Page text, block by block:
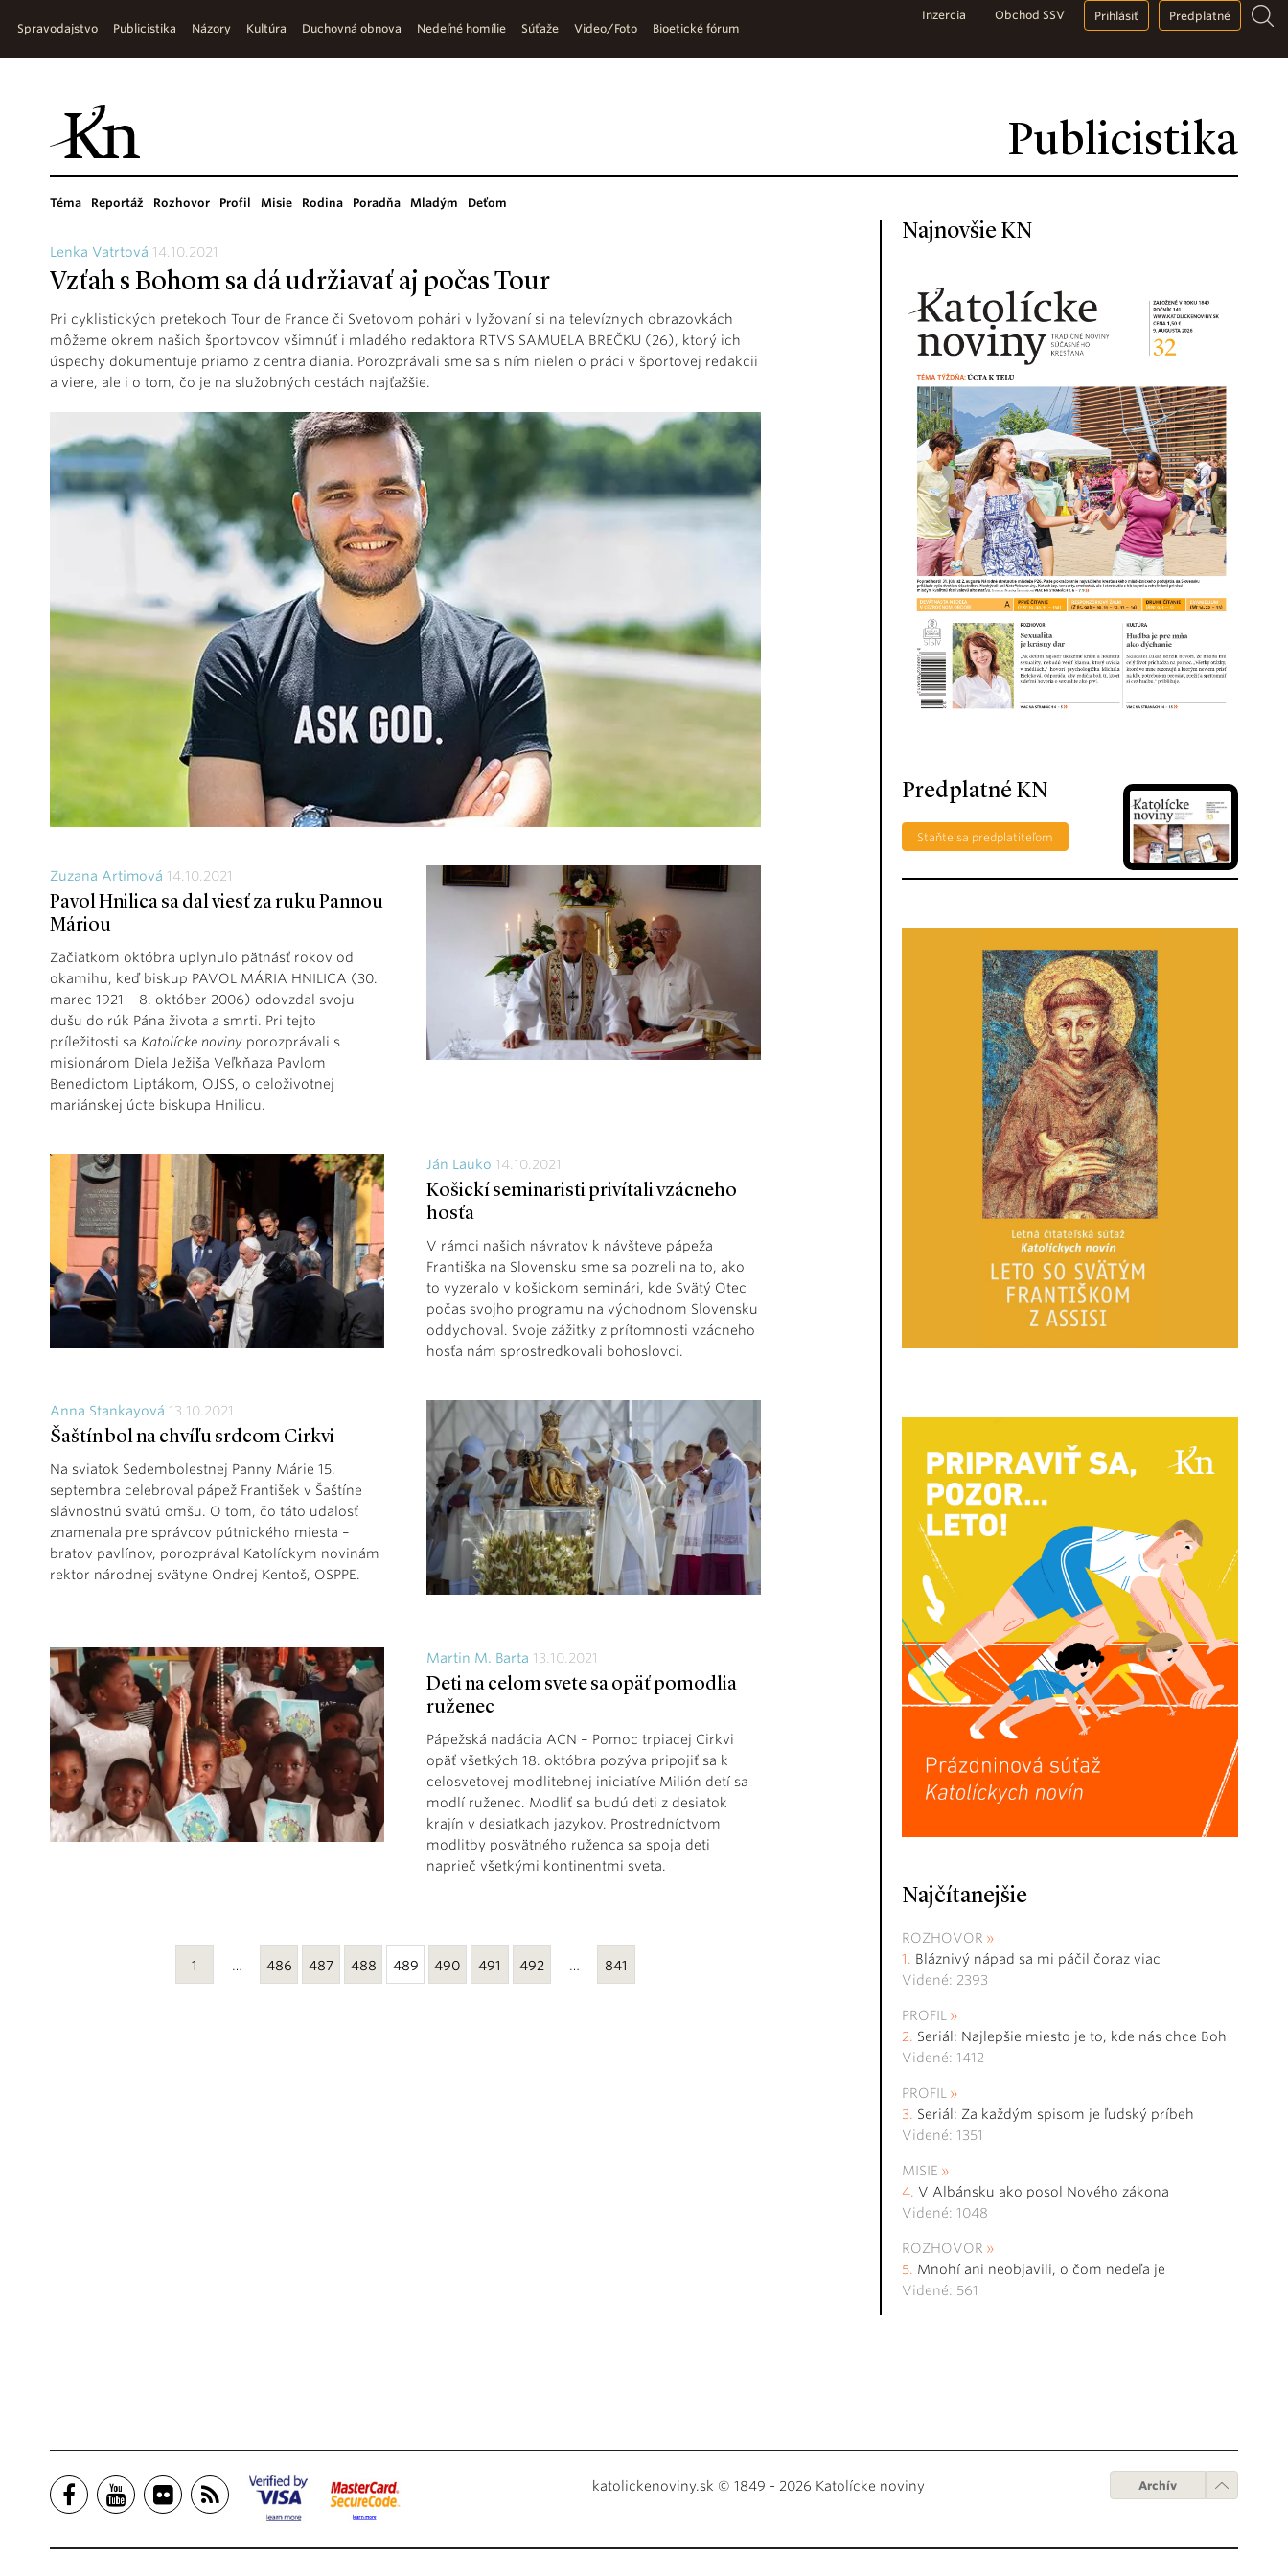
Publicistika
Spravodajstvo Publicistika Názory Kultúra Duchovná obnova Nedeľné homílie Súťaže Video/Foto Bioetické fórum
Inzercia Obchod SSV Prihlásiť Predplatné
Téma Reportáž Rozhovor Profil Misie Rodina Poradňa Mladým Deťom
Lenka Vatrtová 14.10.2021
Vzťah s Bohom sa dá udržiavať aj počas Tour
Pri cyklistických pretekoch Tour de France či Svetovom pohári v lyžovaní si na televíznych obrazovkách
môžeme okrem našich športovcov všimnúť i mladého redaktora RTVS SAMUELA BREČKU (26), ktorý ich
úspechy dokumentuje priamo z centra diania. Porozprávali sme sa s ním nielen o práci v športovej redakcii
a viere, ale i o tom, čo je na služobných cestách najťažšie.
Zuzana Artimová 14.10.2021
Pavol Hnilica sa dal viesť za ruku Pannou
Máriou
Začiatkom októbra uplynulo pätnásť rokov od
okamihu, keď biskup PAVOL MÁRIA HNILICA (30.
marec 1921 – 8. október 2006) odovzdal svoju
dušu do rúk Pána života a smrti. Pri tejto
príležitosti sa Katolícke noviny porozprávali s
misionárom Diela Ježiša Veľkňaza Pavlom
Benedictom Liptákom, OJSS, o celoživotnej
mariánskej úcte biskupa Hnilicu.
Ján Lauko 14.10.2021
Košickí seminaristi privítali vzácneho
hosťa
V rámci našich návratov k návšteve pápeža
Františka na Slovensku sme sa pozreli na to, ako
to vyzeralo v košickom seminári, kde Svätý Otec
počas svojho programu na východnom Slovensku
oddychoval. Svoje zážitky z prítomnosti vzácneho
hosťa nám sprostredkovali bohoslovci.
Anna Stankayová 13.10.2021
Šaštín bol na chvíľu srdcom Cirkvi
Na sviatok Sedembolestnej Panny Márie 15.
septembra celebroval pápež František v Šaštíne
slávnostnú svätú omšu. O tom, čo táto udalosť
znamenala pre správcov pútnického miesta –
bratov pavlínov, porozprával Katolíckym novinám
rektor národnej svätyne Ondrej Kentoš, OSPPE.
Martin M. Barta 13.10.2021
Deti na celom svete sa opäť pomodlia
ruženec
Pápežská nadácia ACN – Pomoc trpiacej Cirkvi
opäť všetkých 18. októbra pozýva pripojiť sa k
celosvetovej modlitebnej iniciatíve Milión detí sa
modlí ruženec. Modliť sa budú deti z desiatok
krajín v desiatkach jazykov. Prostredníctvom
modlitby posvätného ruženca sa spoja deti
naprieč všetkými kontinentmi sveta.
1 … 486 487 488 489 490 491 492 … 841
Najnovšie KN
Predplatné KN
Staňte sa predplatiteľom
Najčítanejšie
ROZHOVOR
Bláznivý nápad sa mi páčil čoraz viac
Videné: 2393
PROFIL
Seriál: Najlepšie miesto je to, kde nás chce Boh
Videné: 1412
PROFIL
Seriál: Za každým spisom je ľudský príbeh
Videné: 1351
MISIE
V Albánsku ako posol Nového zákona
Videné: 1048
ROZHOVOR
Mnohí ani neobjavili, o čom nedeľa je
Videné: 561
katolickenoviny.sk © 1849 - 2026 Katolícke noviny Archív